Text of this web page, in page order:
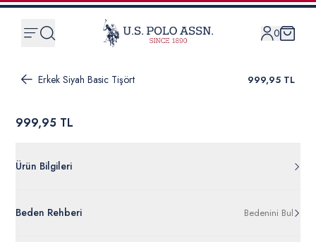
0
Erkek Siyah Basic Tişört 999,95 TL
999,95 TL
Ürün Bilgileri
%100 Pamuk
Beden Rehberi Bedenini Bul